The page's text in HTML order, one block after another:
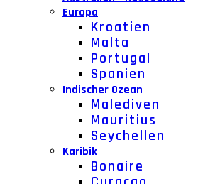
Europa
Kroatien
Malta
Portugal
Spanien
Indischer Ozean
Malediven
Mauritius
Seychellen
Karibik
Bonaire